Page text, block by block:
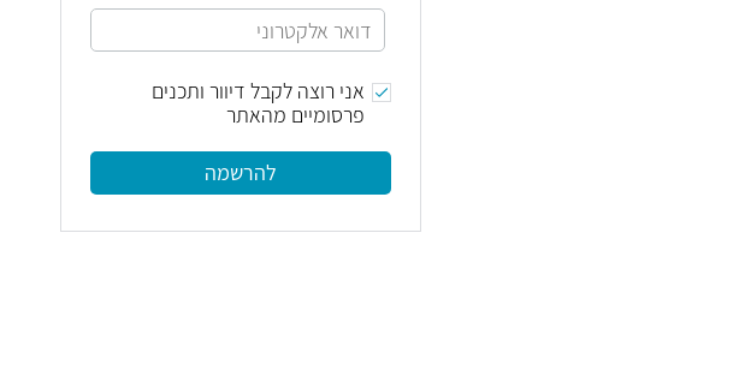
אני רוצה לקבל דיוור ותכנים
פרסומיים מהאתר
להרשמה